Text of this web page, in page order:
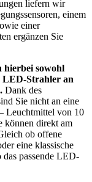
liefern wir
einem
einer
ergänzen Sie
hierbei sowohl
LED-Strahler an
Dank des
Sie nicht an eine
Leuchtmittel von 10
können direkt am
ob offene
eine klassische
passende LED-